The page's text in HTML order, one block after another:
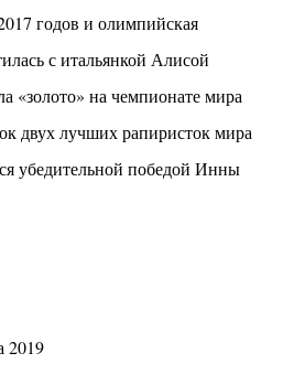
годов и олимпийская
с итальянкой Алисой
«золото» на чемпионате мира
двух лучших рапиристок мира
убедительной победой Инны
2019